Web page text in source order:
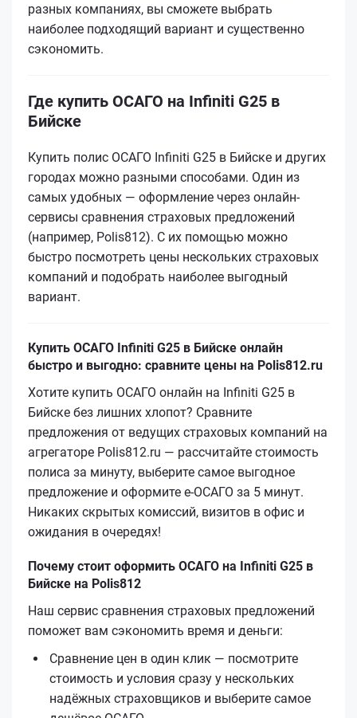
разных компаниях, вы сможете выбрать
наиболее подходящий вариант и существенно
сэкономить.
Где купить ОСАГО на Infiniti G25 в
Бийске
Купить полис ОСАГО Infiniti G25 в Бийске и других
городах можно разными способами. Один из
самых удобных — оформление через онлайн-
сервисы сравнения страховых предложений
(например, Polis812). С их помощью можно
быстро посмотреть цены нескольких страховых
компаний и подобрать наиболее выгодный
вариант.
Купить ОСАГО Infiniti G25 в Бийске онлайн
быстро и выгодно: сравните цены на Polis812.ru
Хотите купить ОСАГО онлайн на Infiniti G25 в
Бийске без лишних хлопот? Сравните
предложения от ведущих страховых компаний на
агрегаторе Polis812.ru — рассчитайте стоимость
полиса за минуту, выберите самое выгодное
предложение и оформите е‑ОСАГО за 5 минут.
Никаких скрытых комиссий, визитов в офис и
ожидания в очередях!
Почему стоит оформить ОСАГО на Infiniti G25 в
Бийске на Polis812
Наш сервис сравнения страховых предложений
поможет вам сэкономить время и деньги:
Сравнение цен в один клик — посмотрите
стоимость и условия сразу у нескольких
надёжных страховщиков и выберите самое